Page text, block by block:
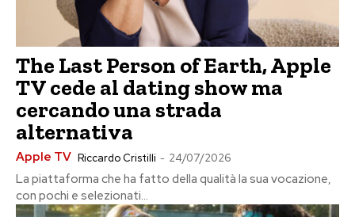
The Last Person of Earth, Apple
TV cede al dating show ma
cercando una strada
alternativa
Apple TV Riccardo Cristilli - 24/07/2026
La piattaforma che ha fatto della qualità la sua vocazione,
con pochi e selezionati...